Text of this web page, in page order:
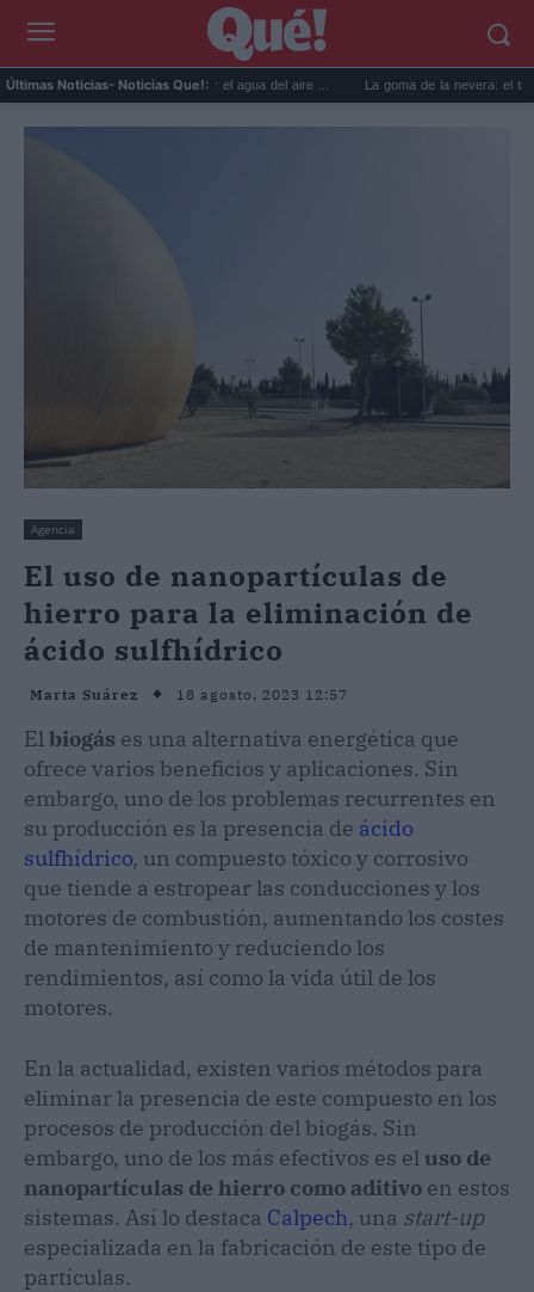
Últimas Noticias- Noticias Que!:
prácticos para reutilizar el agua del aire ... La goma de la nevera: el truco del
Agencia
El uso de nanopartículas de
hierro para la eliminación de
ácido sulfhídrico
Marta Suárez 18 agosto, 2023 12:57
Elbiogás es una alternativa energética que
ofrece varios beneficios y aplicaciones. Sin
embargo, uno de los problemas recurrentes en
su producción es la presencia de ácido
sulfhídrico, un compuesto tóxico y corrosivo
que tiende a estropear las conducciones y los
motores de combustión, aumentando los costes
de mantenimiento y reduciendo los
rendimientos, así como la vida útil de los
motores.
En la actualidad, existen varios métodos para
eliminar la presencia de este compuesto en los
procesos de producción del biogás. Sin
embargo, uno de los más efectivos es eluso de
nanopartículas de hierro como aditivo en estos
sistemas. Así lo destaca Calpech, una start-up
especializada en la fabricación de este tipo de
partículas.